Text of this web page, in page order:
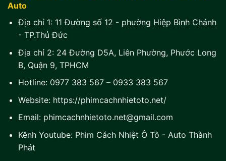
Auto
Địa chỉ 1: 11 Đường số 12 - phường Hiệp Bình Chánh
- TP.Thủ Đức
Địa chỉ 2: 24 Đường D5A, Liên Phường, Phước Long
B, Quận 9, TPHCM
Hotline: 0977 383 567– 0933 383 567
Website: https://phimcachnhietoto.net/
Email: phimcachnhietoto.net@gmail.com
Kênh Youtube: Phim Cách Nhiệt Ô Tô - Auto Thành
Phát